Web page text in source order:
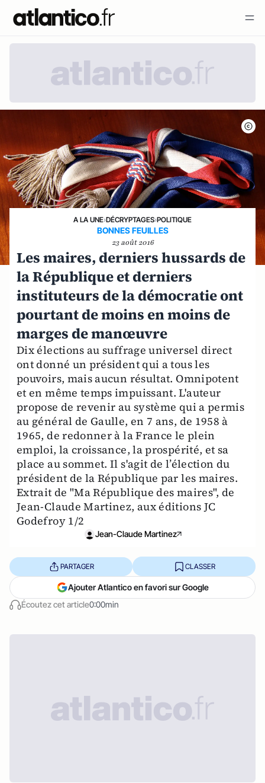
A LA UNE›DÉCRYPTAGES›POLITIQUE
BONNES FEUILLES
23 août 2016
Les maires, derniers hussards de
la République et derniers
instituteurs de la démocratie ont
pourtant de moins en moins de
marges de manœuvre
Dix élections au suffrage universel direct
ont donné un président qui a tous les
pouvoirs, mais aucun résultat. Omnipotent
et en même temps impuissant. L'auteur
propose de revenir au système qui a permis
au général de Gaulle, en 7 ans, de 1958 à
1965, de redonner à la France le plein
emploi, la croissance, la prospérité, et sa
place au sommet. Il s'agit de l’élection du
président de la République par les maires.
Extrait de "Ma République des maires", de
Jean-Claude Martinez, aux éditions JC
Godefroy 1/2
Jean-Claude Martinez
Écoutez cet article0:00min
PARTAGER CLASSER
Ajouter Atlantico en favori sur Google